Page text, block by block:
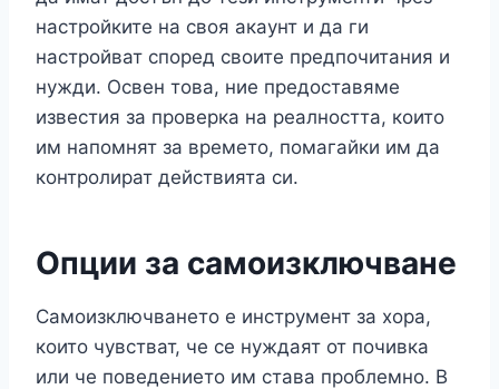
настройките на своя акаунт и да ги
настройват според своите предпочитания и
нужди. Освен това, ние предоставяме
известия за проверка на реалността, които
им напомнят за времето, помагайки им да
контролират действията си.
Опции за самоизключване
Самоизключването е инструмент за хора,
които чувстват, че се нуждаят от почивка
или че поведението им става проблемно. В